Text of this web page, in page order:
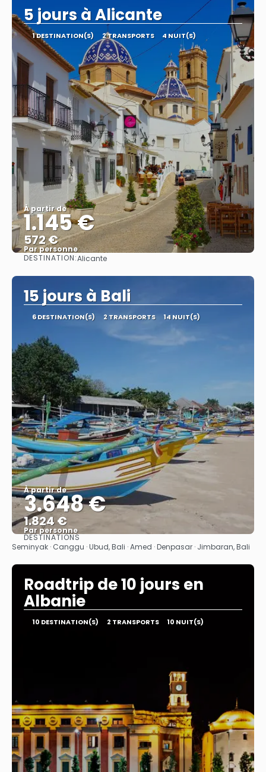
5 jours à Alicante
1 DESTINATION(S) 2 TRANSPORTS 4 NUIT(S)
À partir de
1.145 €
572 €
Par personne
DESTINATION:Alicante
15 jours à Bali
6 DESTINATION(S) 2 TRANSPORTS 14 NUIT(S)
À partir de
3.648 €
1.824 €
Par personne
Afficher
DESTINATIONS
Seminyak · Canggu · Ubud, Bali · Amed · Denpasar · Jimbaran, Bali
Roadtrip de 10 jours en
Albanie
10 DESTINATION(S) 2 TRANSPORTS 10 NUIT(S)